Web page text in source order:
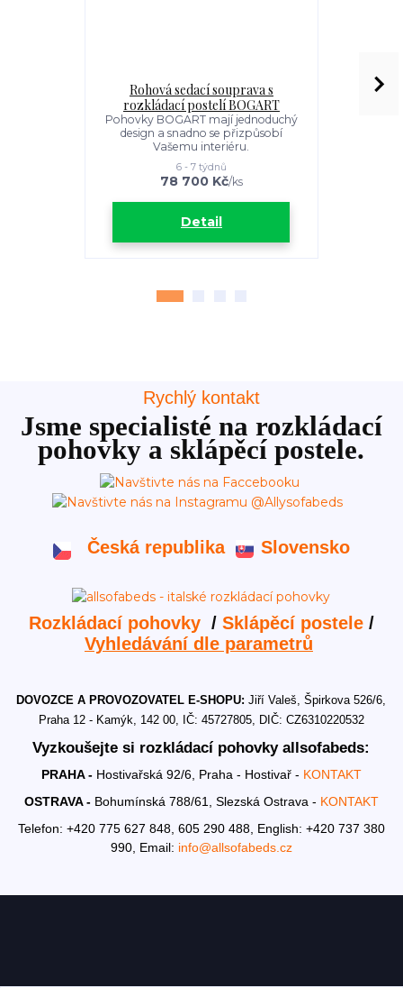
Rohová sedací souprava s
rozkládací postelí BOGART
Pohovky BOGART mají jednoduchý
design a snadno se přizpůsobí
Vašemu interiéru.
78 700 Kč/ks
6 - 7 týdnů
Detail
Rychlý kontakt
Jsme specialisté na rozkládací
pohovky a sklápěcí postele.
Česká republika Slovensko
Rozkládací pohovky / Sklápěcí postele/
Vyhledávání dle parametrů
DOVOZCE A PROVOZOVATEL E-SHOPU:Jiří Valeš, Špirkova 526/6,
Praha 12 - Kamýk, 142 00, IČ: 45727805, DIČ: CZ6310220532
Vyzkoušejte si rozkládací pohovky allsofabeds:
PRAHA - Hostivařská 92/6, Praha - Hostivař - KONTAKT
OSTRAVA - Bohumínská 788/61, Slezská Ostrava - KONTAKT
Telefon: +420 775 627 848, 605 290 488, English: +420 737 380
990, Email: info@allsofabeds.cz